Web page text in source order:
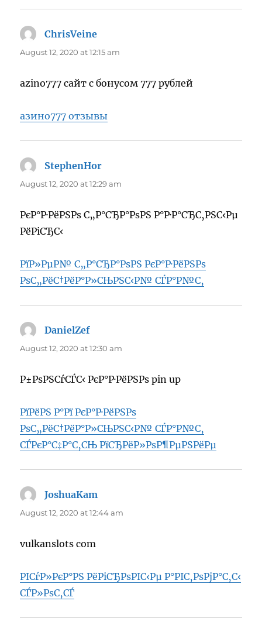
ChrisVeine
August 12, 2020 at 12:15 am
azino777 сайт с бонусом 777 рублей
азино777 отзывы
StephenHor
August 12, 2020 at 12:29 am
РєР°Р·РёРЅРѕ С„Р°СЂР°РѕРЅ Р°Р·Р°СЂС‚РЅС‹Рµ
РёРіСЂС‹
РїР»РµР№ С„Р°СЂР°РѕРЅ РєР°Р·РёРЅРѕ
РѕС„РёС†РёР°Р»СЊРЅС‹Р№ СЃР°Р№С‚
DanielZef
August 12, 2020 at 12:30 am
Р±РѕРЅСѓСЃС‹ РєР°Р·РёРЅРѕ pin up
РїРёРЅ Р°Рї РєР°Р·РёРЅРѕ
РѕС„РёС†РёР°Р»СЊРЅС‹Р№ СЃР°Р№С‚
СЃРєР°С‡Р°С‚СЊ РїСЂРёР»РѕР¶РµРЅРёРµ
JoshuaKam
August 12, 2020 at 12:44 am
vulkanslots com
РІСѓР»РєР°РЅ РёРіСЂРѕРІС‹Рµ Р°РІС‚РѕРјР°С‚С‹
СЃР»РѕС‚СЃ